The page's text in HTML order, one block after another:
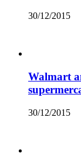
30/12/2015
Walmart
30/12/2015